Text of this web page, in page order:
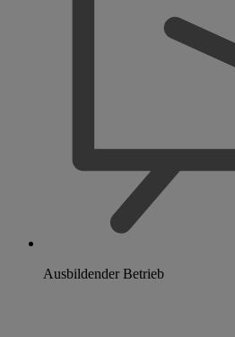
Ausbildender Betrieb